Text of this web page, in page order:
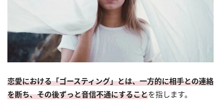
恋愛における「ゴースティング」とは、一方的に相手との連絡
を断ち、その後ずっと音信不通にすることを指します。